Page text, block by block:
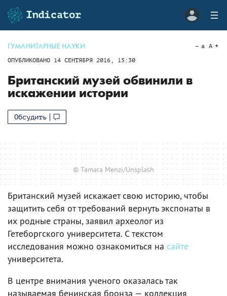
ГУМАНИТАРНЫЕ НАУКИ
ОПУБЛИКОВАНО 14 СЕНТЯБРЯ 2016, 15:30
a A
Британский музей обвинили в
искажении истории
Обсудить
© Tamara Menzi/Unsplash
Британский музей искажает свою историю, чтобы
защитить себя от требований вернуть экспонаты в
их родные страны, заявил археолог из
Гетеборгского университета. С текстом
исследования можно ознакомиться на сайте
университета.
В центре внимания ученого оказалась так
называемая бенинская бронза — коллекция